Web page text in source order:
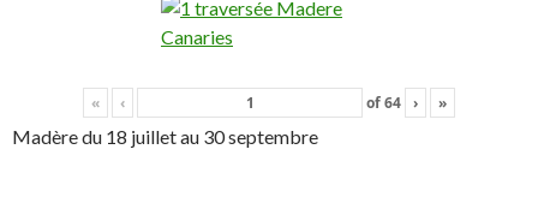
« ‹ of64 › »
Madère du 18 juillet au 30 septembre